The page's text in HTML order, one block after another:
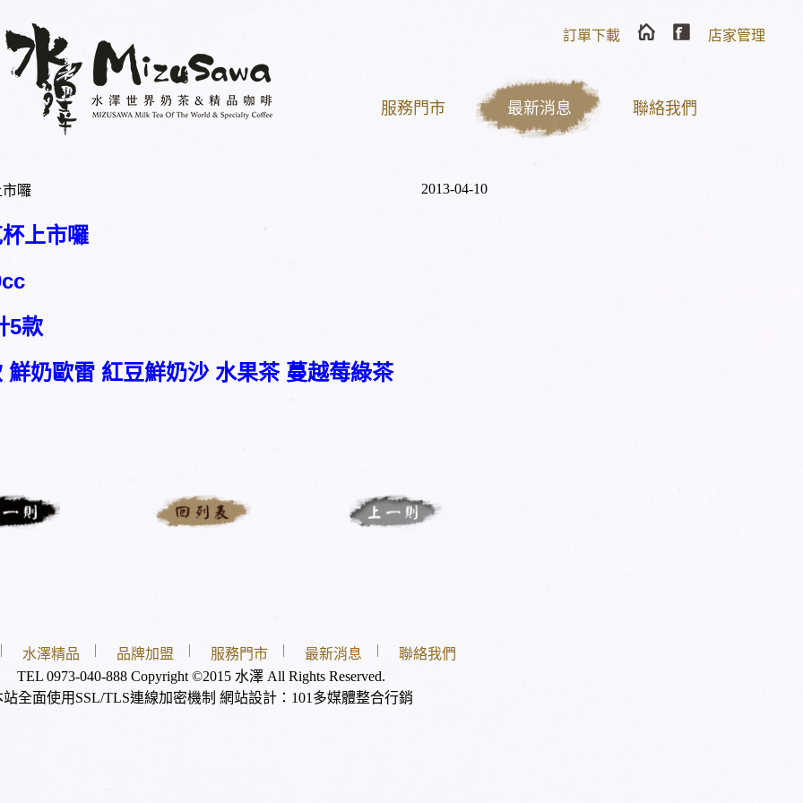
訂單下載 店家管理
服務門市 最新消息 聯絡我們
囉 2013-04-10
上市囉
5款
鮮奶歐雷 紅豆鮮奶沙 水果茶 蔓越莓綠茶
| 水澤精品 | 品牌加盟 | 服務門市 | 最新消息 |
聯絡我們
TEL 0973-040-888 Copyright ©2015 水澤 All Rights Reserved.
站全面使用SSL/TLS連線加密機制 網站設計： 101多媒體整合行銷